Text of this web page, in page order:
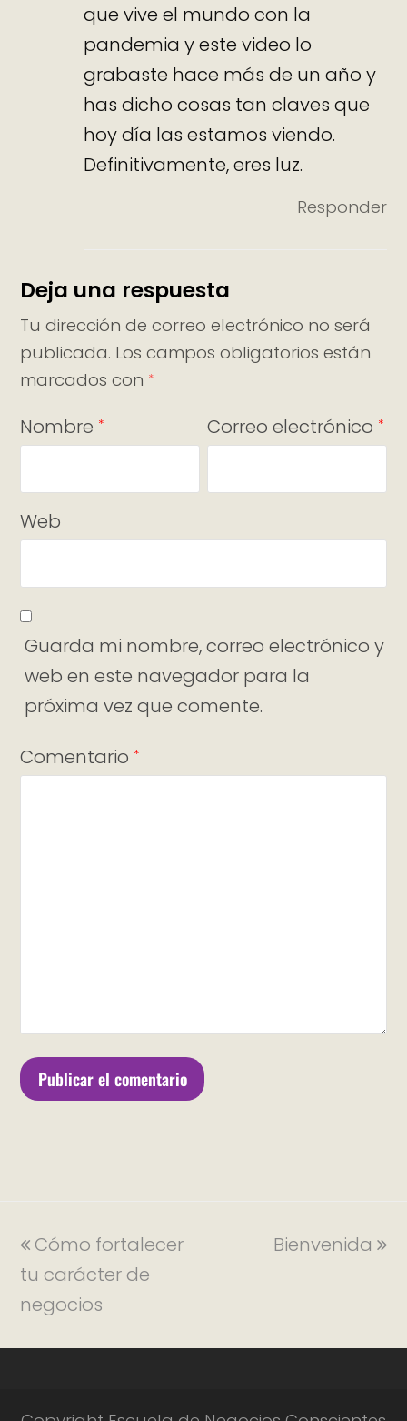
que vive el mundo con la
pandemia y este video lo
grabaste hace más de un año y
has dicho cosas tan claves que
hoy día las estamos viendo.
Definitivamente, eres luz.
Responder
Deja una respuesta
Tu dirección de correo electrónico no será
publicada. Los campos obligatorios están
marcados con *
Nombre * Correo electrónico *
Web
Guarda mi nombre, correo electrónico y
web en este navegador para la
próxima vez que comente.
Comentario *
Cómo fortalecer
tu carácter de
negocios
Bienvenida